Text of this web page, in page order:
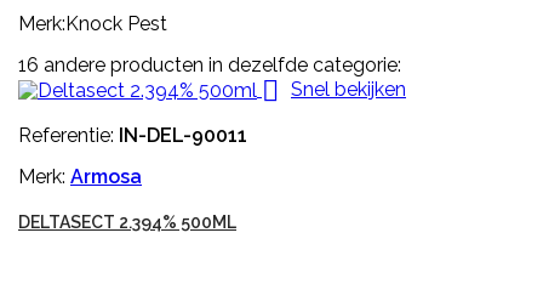
Merk:Knock Pest
16 andere producten in dezelfde categorie:
 Snel bekijken
Referentie: IN-DEL-90011
Merk: Armosa
DELTASECT 2.394% 500ML